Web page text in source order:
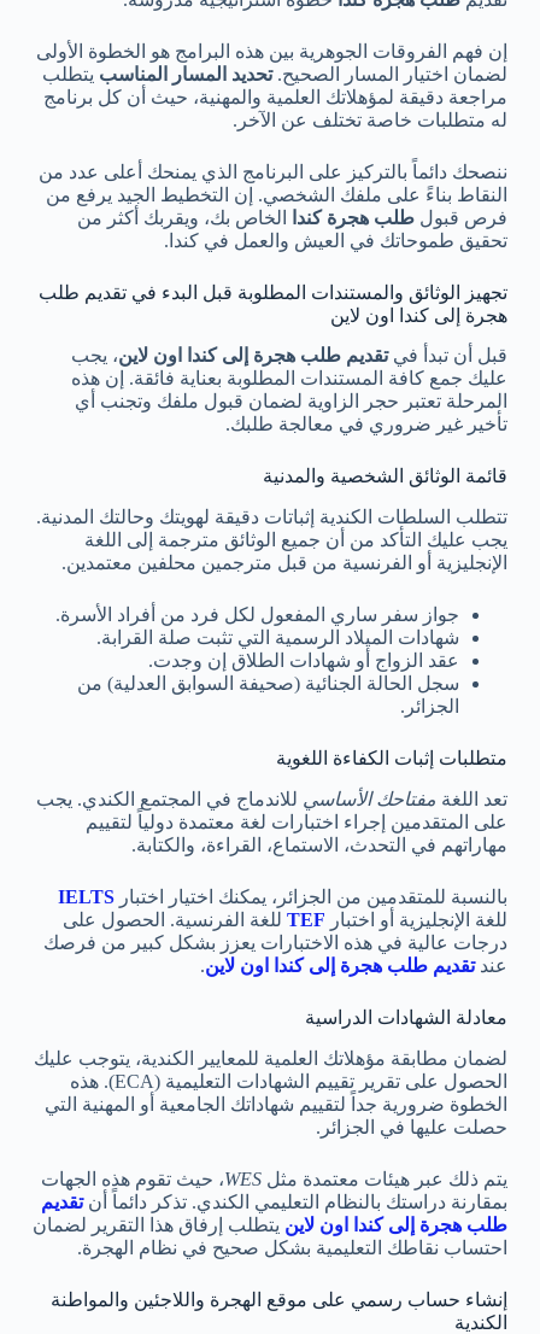
إن فهم الفروقات الجوهرية بين هذه البرامج هو الخطوة الأولى
لضمان اختيار المسار الصحيح.تحديد المسار المناسب يتطلب
مراجعة دقيقة لمؤهلاتك العلمية والمهنية، حيث أن كل برنامج
له متطلبات خاصة تختلف عن الآخر.
ننصحك دائماً بالتركيز على البرنامج الذي يمنحك أعلى عدد من
النقاط بناءً على ملفك الشخصي. إن التخطيط الجيد يرفع من
فرص قبول طلب هجرة كندا
الخاص بك، ويقربك أكثر من
تحقيق طموحاتك في العيش والعمل في كندا.
تجهيز الوثائق والمستندات المطلوبة قبل البدء في تقديم طلب
هجرة إلى كندا اون لاين
قبل أن تبدأ فيتقديم طلب هجرة إلى كندا اون لاين، يجب
عليك جمع كافة المستندات المطلوبة بعناية فائقة. إن هذه
المرحلة تعتبر حجر الزاوية لضمان قبول ملفك وتجنب أي
تأخير غير ضروري في معالجة طلبك.
قائمة الوثائق الشخصية والمدنية
تتطلب السلطات الكندية إثباتات دقيقة لهويتك وحالتك المدنية.
يجب عليك التأكد من أن جميع الوثائق مترجمة إلى اللغة
الإنجليزية أو الفرنسية من قبل مترجمين محلفين معتمدين.
جواز سفر ساري المفعول لكل فرد من أفراد الأسرة.
شهادات الميلاد الرسمية التي تثبت صلة القرابة.
عقد الزواج أو شهادات الطلاق إن وجدت.
سجل الحالة الجنائية (صحيفة السوابق العدلية) من
الجزائر.
متطلبات إثبات الكفاءة اللغوية
تعد اللغة مفتاحك الأساسي للاندماج في المجتمع الكندي. يجب
على المتقدمين إجراء اختبارات لغة معتمدة دولياً لتقييم
مهاراتهم في التحدث، الاستماع، القراءة، والكتابة.
بالنسبة للمتقدمين من الجزائر، يمكنك اختيار اختبار IELTS
للغة الإنجليزية أو اختبار TEFللغة الفرنسية. الحصول على
درجات عالية في هذه الاختبارات يعزز بشكل كبير من فرصك
عند تقديم طلب هجرة إلى كندا اون لاين.
معادلة الشهادات الدراسية
لضمان مطابقة مؤهلاتك العلمية للمعايير الكندية، يتوجب عليك
الحصول على تقرير تقييم الشهادات التعليمية (ECA). هذه
الخطوة ضرورية جداً لتقييم شهاداتك الجامعية أو المهنية التي
حصلت عليها في الجزائر.
يتم ذلك عبر هيئات معتمدة مثل WES، حيث تقوم هذه الجهات
بمقارنة دراستك بالنظام التعليمي الكندي. تذكر دائماً أنتقديم
طلب هجرة إلى كندا اون لاين يتطلب إرفاق هذا التقرير لضمان
احتساب نقاطك التعليمية بشكل صحيح في نظام الهجرة.
إنشاء حساب رسمي على موقع الهجرة واللاجئين والمواطنة
الكندية